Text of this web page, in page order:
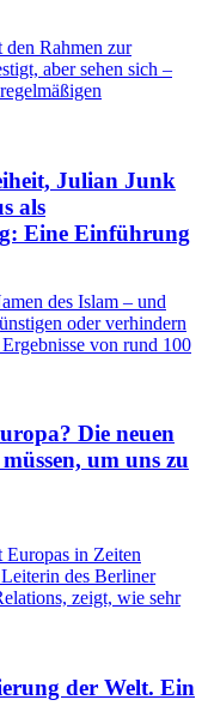
Rahmen zur
aber sehen sich –
Julian Junk
als
Eine Einführung
des Islam – und
oder verhindern
von rund 100
Die neuen
um uns zu
Europas in Zeiten
des Berliner
zeigt, wie sehr
der Welt. Ein